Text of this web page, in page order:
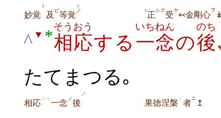
妙覚
ト
及 ビ等覚 ノ
ト
†正シク受ケ↢金剛心ヲ
^ ▼ *相応
そうおう
する 一念
いちねん
の後
のち
たてまつる｡
相応スル一念 ノ後
ノ
果徳涅槃 ノ者ニ ↥